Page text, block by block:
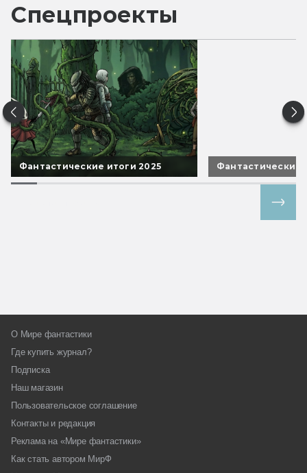
Спецпроекты
Фантастические итоги 2025 Фантастические
О Мире фантастики
Где купить журнал?
Подписка
Наш магазин
Пользовательское соглашение
Контакты и редакция
Реклама на «Мире фантастики»
Как стать автором МирФ